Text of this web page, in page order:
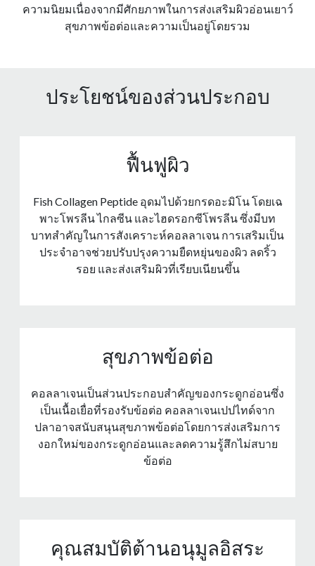
ความนิยมเนื่องจากมีศักยภาพในการส่งเสริมผิวอ่อนเยาว์
สุขภาพข้อต่อและความเป็นอยู่โดยรวม
ประโยชน์ของส่วนประกอบ
ฟื้นฟูผิว
Fish Collagen Peptide อุดมไปด้วยกรดอะมิโน โดยเฉ
พาะโพรลีน ไกลซีน และไฮดรอกซีโพรลีน ซึ่งมีบท
บาทสําคัญในการสังเคราะห์คอลลาเจน การเสริมเป็น
ประจําอาจช่วยปรับปรุงความยืดหยุ่นของผิว ลดริ้ว
รอย และส่งเสริมผิวที่เรียบเนียนขึ้น
สุขภาพข้อต่อ
คอลลาเจนเป็นส่วนประกอบสําคัญของกระดูกอ่อนซึ่ง
เป็นเนื้อเยื่อที่รองรับข้อต่อ คอลลาเจนเปปไทด์จาก
ปลาอาจสนับสนุนสุขภาพข้อต่อโดยการส่งเสริมการ
งอกใหม่ของกระดูกอ่อนและลดความรู้สึกไม่สบาย
ข้อต่อ
คุณสมบัติต้านอนุมูลอิสระ